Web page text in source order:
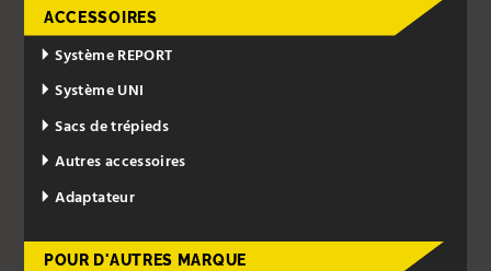
ACCESSOIRES
Système REPORT
Système UNI
Sacs de trépieds
Autres accessoires
Adaptateur
POUR D'AUTRES MARQUE